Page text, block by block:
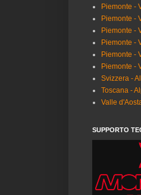
Piemonte -
Piemonte -
Piemonte -
Piemonte -
Piemonte -
Piemonte -
Svizzera -
Toscana -
Valle
SUPPORTO